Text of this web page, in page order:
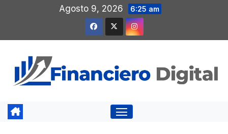
contenido
Agosto 9, 2026 6:25 am